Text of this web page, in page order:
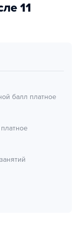
11
балл платное